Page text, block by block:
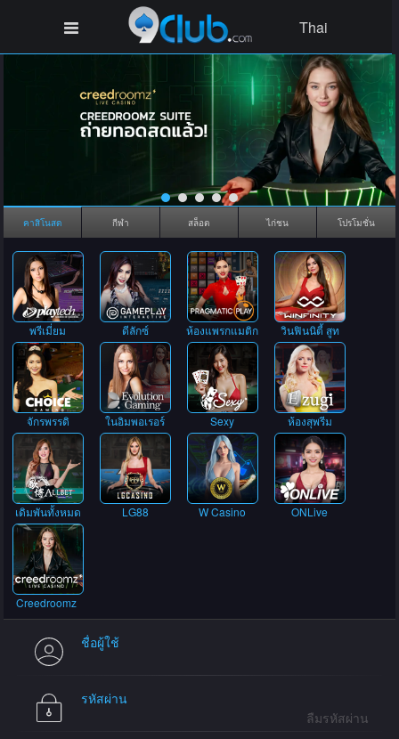
Thai
คาสิโนสด กีฬา สล็อต ไก่ชน โปรโมชั่น
พรีเมี่ยม ดีลักซ์ ห้องแพรกแมติก วินฟินนิตี้ สูท
จักรพรรดิ ในอิมพอเรอร์ Sexy ห้องสุพรีม
เดิมพันทั้งหมด LG88 W Casino ONLive
Creedroomz
ชื่อผู้ใช้
รหัสผ่าน
ลืมรหัสผ่าน